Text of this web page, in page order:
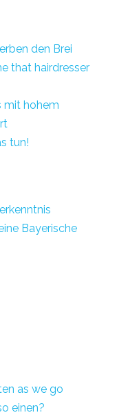
den Brei
that hairdresser
mit hohem
tun!
Bayerische
as we go
einen?